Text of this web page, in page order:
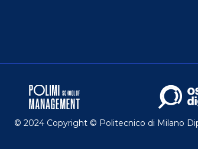
© 2024 Copyright © Politecnico di Milano
mirate aderenti alle tue abitudini di
Puoi esprimere il tuo consenso
Potrai sempre gestire le tue
maggiori informazioni sui cookie